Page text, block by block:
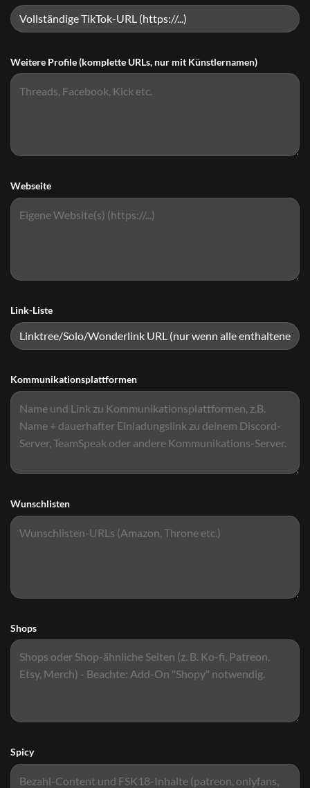
Weitere Profile (komplette URLs, nur mit Künstlernamen)
Webseite
Link-Liste
Kommunikationsplattformen
Wunschlisten
Shops
Spicy